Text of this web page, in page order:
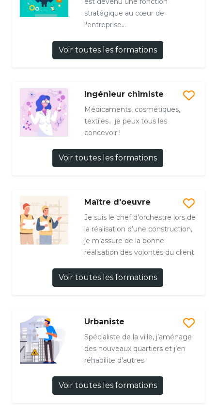
stratégique au cœur de
l'entreprise...
Voir toutes les formations
Ingénieur chimiste
Médicaments, cosmétiques,
textiles… je peux tous les
concevoir !
Voir toutes les formations
Maître d'oeuvre
Je suis le chef d’orchestre lors de
la réalisation d’une construction,
je m’assure de la bonne
réalisation des volontés du client
Voir toutes les formations
Urbaniste
Spécialiste de la ville, j’aménage
des nouveaux quartiers et j’en
réhabilite d’autres
Voir toutes les formations